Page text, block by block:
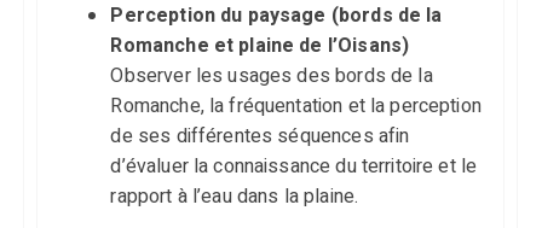
Perception du paysage (bords de la
Romanche et plaine de l’Oisans)
Observer les usages des bords de la
Romanche, la fréquentation et la perception
de ses différentes séquences afin
d’évaluer la connaissance du territoire et le
rapport à l’eau dans la plaine.